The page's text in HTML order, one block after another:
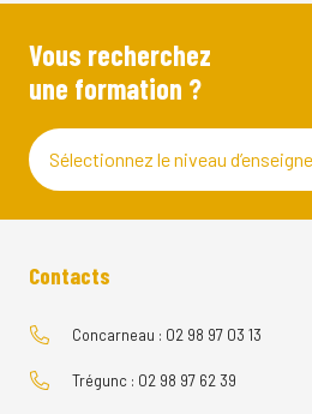
Vous recherchez
une formation ?
Sélectionnez le niveau
Contacts
Concarneau : 02 98 97 03 13
Trégunc : 02 98 97 62 39